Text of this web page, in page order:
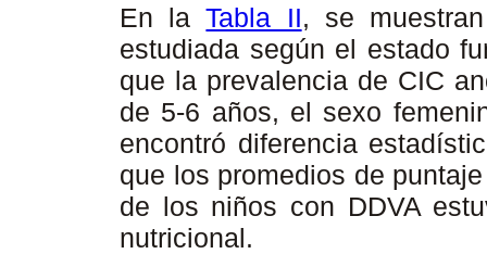
En laTabla II, se
estudiada según el estado
que la prevalencia de CIC
de 5-6 años, el sexo
encontró diferencia
que los promedios de
de los niños con DDVA
nutricional.